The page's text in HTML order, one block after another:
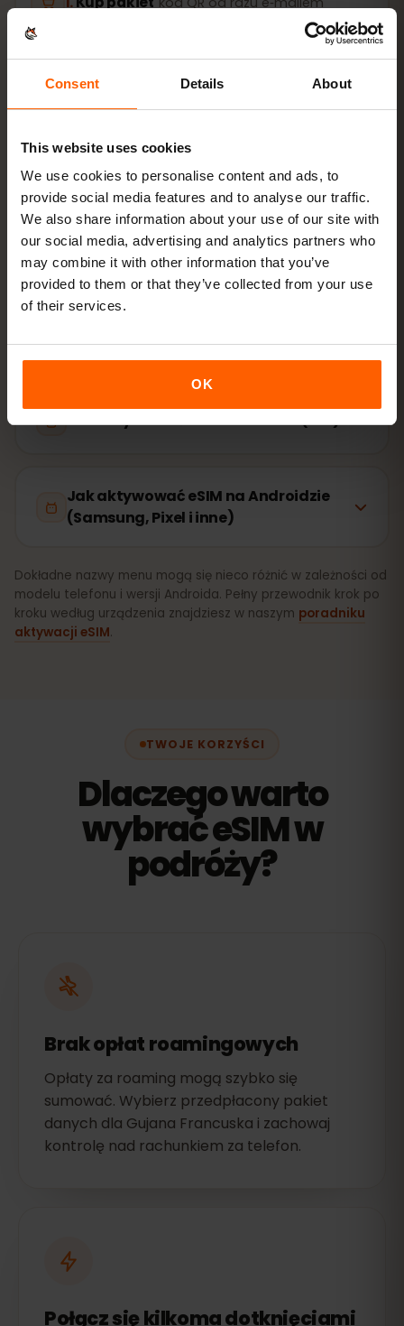
Consent Details About
This website uses cookies
We use cookies to personalise content and ads, to
provide social media features and to analyse our traffic.
We also share information about your use of our site with
our social media, advertising and analytics partners who
may combine it with other information that you’ve
provided to them or that they’ve collected from your use
of their services.
OK
przez Wi‑Fi
Wejdź do sieci włącz roaming danych w
Gujana Francuska
Konfiguracja zajmuje tylko 2 minuty: iPhoneUstawienia
→ Sieć komórkowa → Dodaj eSIM , AndroidSieć i
internet → Karty SIM. Ważność pakietu liczy się od
pierwszego użycia, nie od zakupu.
zgodność
Jak aktywować eSIM na iPhone (iOS)
Jak aktywować eSIM na Androidzie
(Samsung, Pixel i inne)
Dokładne nazwy menu mogą się nieco różnić w zależności od
modelu telefonu i wersji Androida. Pełny przewodnik krok po
kroku według urządzenia znajdziesz w naszym poradniku
aktywacji eSIM.
TWOJE KORZYŚCI
Dlaczego warto
wybrać eSIM w
podróży?
Brak opłat roamingowych
Opłaty za roaming mogą szybko się
sumować. Wybierz przedpłacony pakiet
danych dla Gujana Francuska i zachowaj
kontrolę nad rachunkiem za telefon.
Połącz się kilkoma dotknięciami